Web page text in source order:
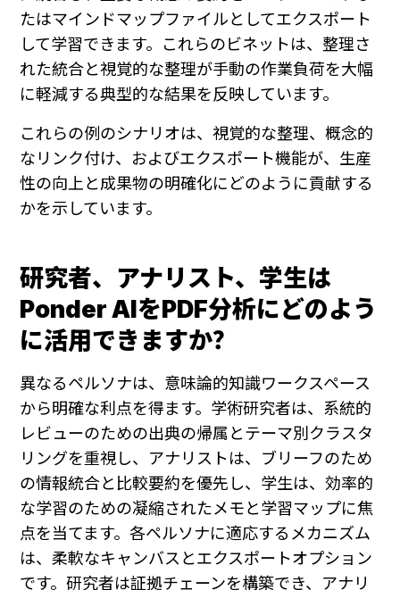
たはマインドマップファイルとしてエクスポート
して学習できます。これらのビネットは、整理さ
れた統合と視覚的な整理が手動の作業負荷を大幅
に軽減する典型的な結果を反映しています。
これらの例のシナリオは、視覚的な整理、概念的
なリンク付け、およびエクスポート機能が、生産
性の向上と成果物の明確化にどのように貢献する
かを示しています。
研究者、アナリスト、学生は
Ponder AIをPDF分析にどのよう
に活用できますか？
異なるペルソナは、意味論的知識ワークスペース
から明確な利点を得ます。学術研究者は、系統的
レビューのための出典の帰属とテーマ別クラスタ
リングを重視し、アナリストは、ブリーフのため
の情報統合と比較要約を優先し、学生は、効率的
な学習のための凝縮されたメモと学習マップに焦
点を当てます。各ペルソナに適応するメカニズム
は、柔軟なキャンバスとエクスポートオプション
です。研究者は証拠チェーンを構築でき、アナリ